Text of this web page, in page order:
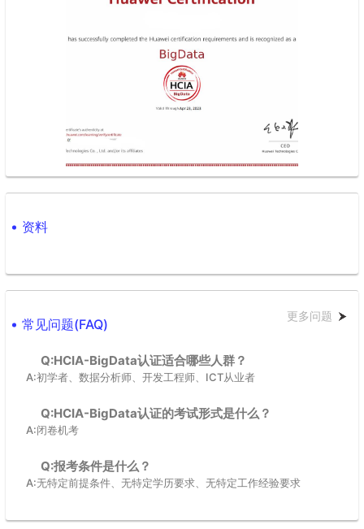
：选择HCIA-BigData对应的考试科目
：通过华为官网、Pearson VUE官网或电话预约考试，选
择考试时间和地点。
资料
常见问题(FAQ)
更多问题
Q:HCIA-BigData认证适合哪些人群？
A:初学者、数据分析师、开发工程师、ICT从业者
Q:HCIA-BigData认证的考试形式是什么？
A:闭卷机考
Q:报考条件是什么？
A:无特定前提条件、无特定学历要求、无特定工作经验要求